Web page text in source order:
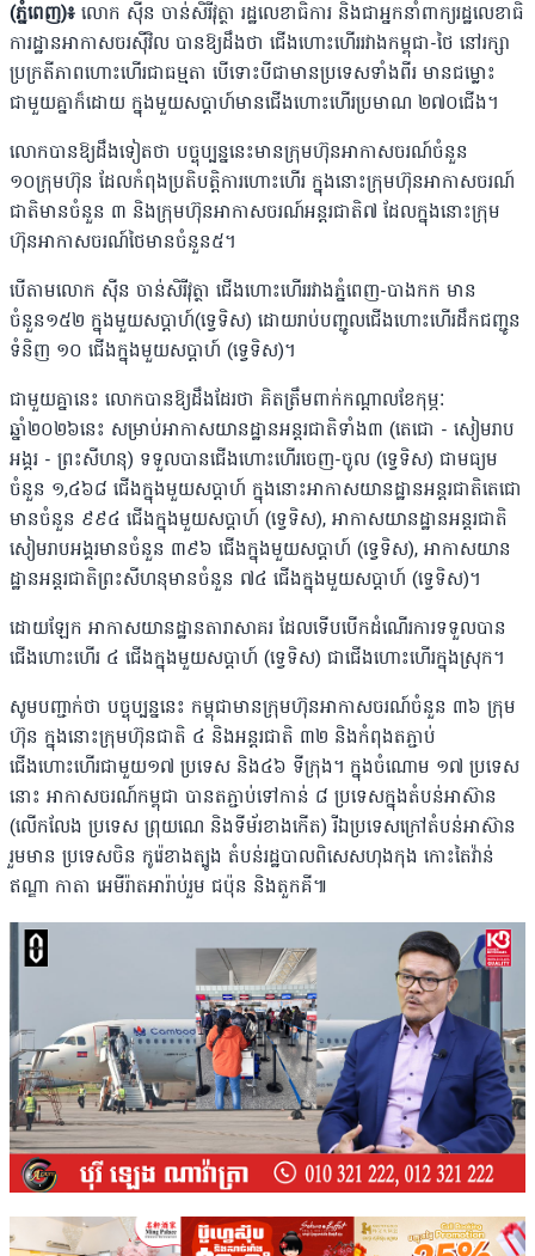
(ភ្នំពេញ)៖ លោក ស៊ីន ចាន់សិរីវុត្ថា រដ្ឋលេខាធិការ និងជាអ្នកនាំពាក្យរដ្ឋលេខាធិ
ការដ្ឋានអាកាសចរស៊ីវិល បាន​ឱ្យដឹងថា ជើងហោះហើររវាងកម្ពុជា-ថៃ នៅរក្សា
ប្រក្រតីភាពហោះហើរជាធម្មតា បើទោះបីជាមានប្រទេសទាំងពីរ មានជម្លោះ
ជាមួយគ្នាក៏ដោយ ​ក្នុងមួយសប្តាហ៍​មានជើងហោះហើរប្រមាណ ២៧០ជើង។
​លោកបានឱ្យដឹងទៀតថា បច្ចុប្បន្ននេះមានក្រុមហ៊ុនអាកាសចរណ៍ចំនួន
១០ក្រុមហ៊ុន ដែលកំពុងប្រតិបត្តិការហោះហើរ ​ក្នុងនោះក្រុមហ៊ុនអាកាសចរណ៍
ជាតិមានចំនួន ៣ និងក្រុមហ៊ុនអាកាសចរណ៍អន្តរជាតិ៧ ដែលក្នុងនោះក្រុម
ហ៊ុនអាកាសចរណ៍ថៃមានចំនួន៥​។
បើតាមលោក ស៊ីន ចាន់សិរីវុត្ថា​ ជើងហោះហើររវាងភ្នំពេញ-បាងកក មាន
ចំនួន១៥២ ក្នុងមួយសប្តាហ៍(ទ្វេទិស) ដោយរាប់បញ្ជូលជើងហោះហើរដឹកជញ្ជូន
ទំនិញ ១០ ជើងក្នុងមួយសប្តាហ៍ (ទ្វេទិស)។
ជាមួយគ្នានេះ លោកបានឱ្យដឹងដែរថា គិតត្រឹមពាក់កណ្តាលខែកុម្ភៈ
ឆ្នាំ២០២៦នេះ សម្រាប់អាកាសយានដ្ឋានអន្តរជាតិទាំង៣ (តេជោ - សៀមរាប
អង្គរ - ព្រះសីហនុ) ទទួលបានជើងហោះហើរចេញ-ចូល (ទ្វេទិស) ជាមធ្យម
ចំនួន ១,៤៦៨ ជើងក្នុងមួយសប្តាហ៍ ក្នុងនោះអាកាសយានដ្ឋានអន្តរជាតិតេជោ
មានចំនួន ៩៩៤ ជើងក្នុងមួយសប្តាហ៍ (ទ្វេទិស), អាកាសយានដ្ឋានអន្តរជាតិ
សៀមរាបអង្គរមានចំនួន ៣៩៦ ជើងក្នុងមួយសប្តាហ៍ (ទ្វេទិស), អាកាសយាន
ដ្ឋានអន្តរជាតិព្រះសីហនុមានចំនួន ៧៤ ជើងក្នុងមួយសប្តាហ៍ (ទ្វេទិស)។
ដោយឡែក អាកាសយានដ្ឋានតារាសាគរ ដែលទើបបើកដំណើរការទទួលបាន
ជើងហោះហើរ ៤ ជើងក្នុងមួយសប្តាហ៍ (ទ្វេទិស) ជាជើងហោះហើរក្នុងស្រុក។
សូមបញ្ជាក់ថា បច្ចុប្បន្ននេះ កម្ពុជាមានក្រុមហ៊ុនអាកាសចរណ៍ចំនួន ៣៦ ក្រុម
ហ៊ុន ក្នុងនោះក្រុមហ៊ុនជាតិ ៤ និងអន្តរជាតិ ៣២​ និងកំពុងតភ្ជាប់
ជើងហោះហើរជាមួយ១៧ ប្រទេស និង៤៦ ទីក្រុង។ ក្នុងចំណោម ១៧ ប្រទេស
នោះ អាកាសចរណ៍កម្ពុជា បានតភ្ជាប់ទៅកាន់ ៨ ប្រទេសក្នុងតំបន់អាស៊ាន
(លើកលែង ប្រទេស ព្រុយណេ និងទីម័រខាងកើត) រីឯប្រទេសក្រៅតំបន់អាស៊ាន
រួមមាន ប្រទេសចិន កូរ៉េខាងត្បូង តំបន់រដ្ឋបាលពិសេសហុងកុង កោះតៃវ៉ាន់
ឥណ្ឌា កាតា អេមីរ៉ាតអារ៉ាប់រួម ជប៉ុន និងតួកគី៕